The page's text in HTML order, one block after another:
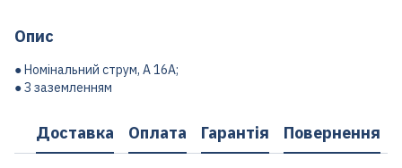
Опис
● Номінальний струм, А 16А;
● З заземленням
Доставка Оплата Гарантія Повернення